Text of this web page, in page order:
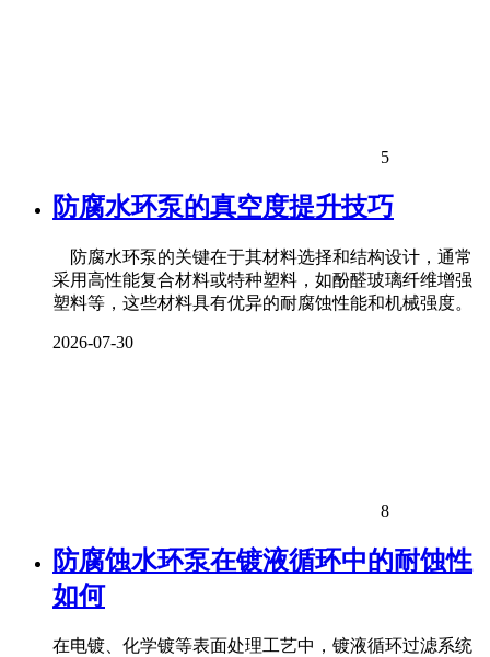
5
防腐水环泵的真空度提升技巧
防腐水环泵的关键在于其材料选择和结构设计，通常
采用高性能复合材料或特种塑料，如酚醛玻璃纤维增强
塑料等，这些材料具有优异的耐腐蚀性能和机械强度。
2026-07-30
8
防腐蚀水环泵在镀液循环中的耐蚀性
如何
在电镀、化学镀等表面处理工艺中，镀液循环过滤系统